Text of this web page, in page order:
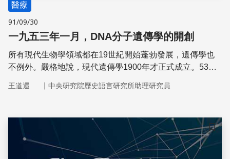
醫療
91/09/30
一九五三年一月，DNA分子遺傳學的開創
所有現代生物學領域都在19世紀開始蓬勃發展，遺傳學也
不例外。嚴格地說，現代遺傳學1900年才正式成立。53年
分子遺傳學。
王道還 ｜ 中央研究院歷史語言研究所助理研究員
儲存